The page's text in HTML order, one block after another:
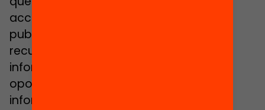
acciones muy específicas, como la
publicación de la información de los
recursos educativos existentes: “la
información de los centros de nuevas
oportunidades no puede ser la última
información que salga y que lo haga